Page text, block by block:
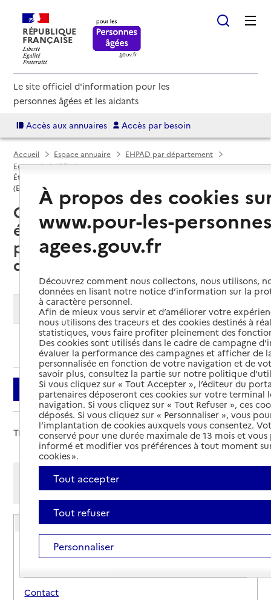
RÉPUBLIQUE
FRANÇAISE
Le site officiel d'information pour les
personnes âgées et les aidants
Accès aux annuaires Accès par besoin
Accueil Espace annuaire
EHPAD par département
Eure-et-Loir (28)
Établissement d'hébergement pour personnes âgées dépendantes
(EHPAD)
Chartres (28000) : liste des 8
établissements d'hébergement
pour personnes âgées
dépendantes (EHPAD)
Modifier ma recherche
Ajouter cette recherche aux favoris
Filtrer
Trier par :
Afficher les résultats par:
Mode liste
Mode carte
Petite unité de vie Saint-Paul
Adresse
5 rue Saint-Jacques
28000-Chartres
Contact
À propos des cookies
www.pour-les-
agees.gouv.fr
Découvrez comment nous collectons, nous utilisons,
données en lisant notre notice d’information sur la
à caractère personnel.
Afin de mieux vous servir et d’améliorer votre
nous utilisons des traceurs et des cookies destinés à
statistiques, vous faire profiter pleinement des
Des cookies sont utilisés dans le cadre de campagne
évaluer la performance des campagnes et afficher de
personnalisée en fonction de votre navigation et de
savoir plus, consultez la partie sur notre politique
Si vous cliquez sur « Tout Accepter », l’éditeur du
partenaires déposeront ces cookies sur votre terminal
navigation. Si vous cliquez sur « Tout Refuser », ces
déposés. Si vous cliquez sur « Personnaliser », vous
l’implantation de cookies auxquels vous consentez.
conservé pour une durée maximale de 13 mois et
informé et modifier vos préférences à tout moment
cookies ».
Tout accepter
Tout refuser
Personnaliser